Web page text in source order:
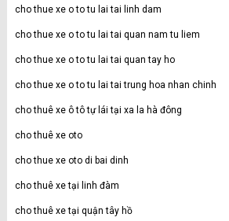
cho thue xe o to tu lai tai linh dam
cho thue xe o to tu lai tai quan nam tu liem
cho thue xe o to tu lai tai quan tay ho
cho thue xe o to tu lai tai trung hoa nhan chinh
cho thuê xe ô tô tự lái tại xa la hà đông
cho thuê xe oto
cho thue xe oto di bai dinh
cho thuê xe tại linh đàm
cho thuê xe tại quận tây hồ